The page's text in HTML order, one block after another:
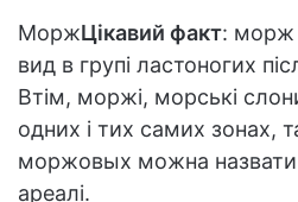
МоржЦікавий факт: морж
вид в групі ластоногих
Втім, моржі, морські
одних і тих самих зонах,
моржовых можна назвати
ареалі.